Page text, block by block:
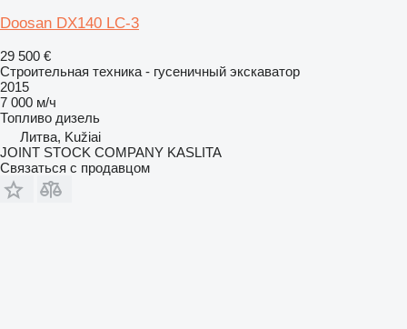
Doosan DX140 LC-3
29 500 €
Строительная техника - гусеничный экскаватор
2015
7 000 м/ч
Топливо дизель
Литва, Kužiai
JOINT STOCK COMPANY KASLITA
Связаться с продавцом